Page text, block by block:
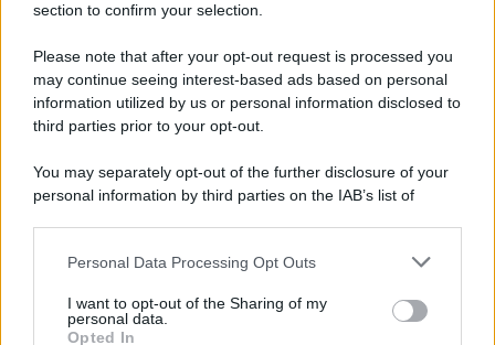
section to confirm your selection.
Please note that after your opt-out request is processed you
may continue seeing interest-based ads based on personal
information utilized by us or personal information disclosed to
third parties prior to your opt-out.
You may separately opt-out of the further disclosure of your
personal information by third parties on the IAB’s list of
This information may also be disclosed by us to third parties
disclose it to other third parties.
Personal Data Processing Opt Outs
I want to opt-out of the Sharing of my
personal data.
Opted In
Registrata Al Tribunale Di Nocera Inferiore N. 8/2020 - RG N.
ISCRIZIONE AL ROC N. 35792 – ISCRITTA ALL’ANSO
(ASSOCIAZIONE NAZIONALE STAMPA ONLINE)
PREFERENZE PRIVACY